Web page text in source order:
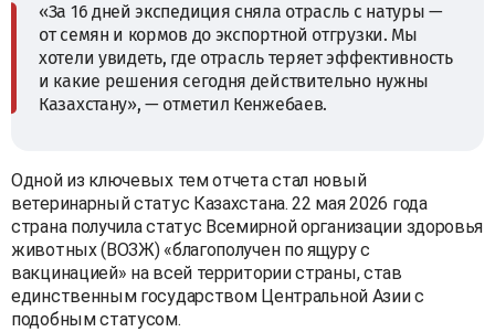
«За 16 дней экспедиция сняла отрасль с натуры —
от семян и кормов до экспортной отгрузки. Мы
хотели увидеть, где отрасль теряет эффективность
и какие решения сегодня действительно нужны
Казахстану», — отметил Кенжебаев.
Одной из ключевых тем отчета стал новый
ветеринарный статус Казахстана. 22 мая 2026 года
страна получила статус Всемирной организации здоровья
животных (ВОЗЖ) «благополучен по ящуру с
вакцинацией» на всей территории страны, став
единственным государством Центральной Азии с
подобным статусом.